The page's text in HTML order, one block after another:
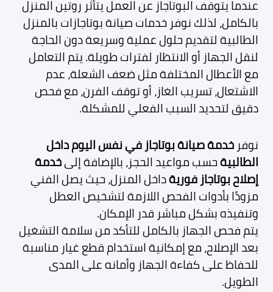
عندما يتوقف البوتاجاز عن العمل يتأثر روتين المنزل
بالكامل، لذلك نوفر خدمات صيانة بوتاجازات بالمنزل
الطالبية لتقديم حلول عملية وسريعة دون الحاجة
لنقل الجهاز أو الانتظار لفترات طويلة. يتم التعامل
مع الأعطال المختلفة مثل ضعف الشعلة، عدم
الاشتعال، تسريب الغاز، أو توقف الفرن، مع فحص
دقيق لتحديد السبب الفعلي للمشكلة.
نوفرخدمة صيانة بوتاجاز في نفس اليوم داخل
الطالبيةحسب مواعيد الحجز، بالإضافة إلىخدمة
إصلاح بوتاجاز فوريةداخل المنزل، حيث يصل الفني
مزودًا بأدوات الفحص اللازمة لتشخيص العطل
وتنفيذه بشكل مباشر قدر الإمكان.
يتم فحص الجهاز بالكامل للتأكد من سلامة التشغيل
بعد الإصلاح، مع إمكانية استخدام قطع غيار مناسبة
للحفاظ على كفاءة الجهاز وأمانه على المدى
الطويل.